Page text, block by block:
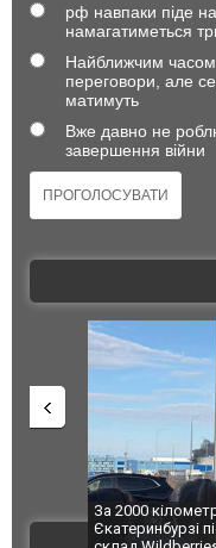
рф навпаки піде
намагатиметься
Найближчим часом
переговори, але
матимуть
Вже давно не
завершення війни
За 2000
Єкатеринбурзі